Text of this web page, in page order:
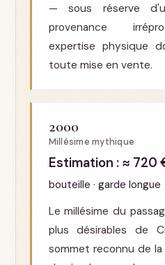
— sous réserve
provenance
expertise physique
toute mise en vente.
2000
Millésime mythique
Estimation : ≈ 720
bouteille · garde longue
Le millésime du
plus désirables de
sommet reconnu de